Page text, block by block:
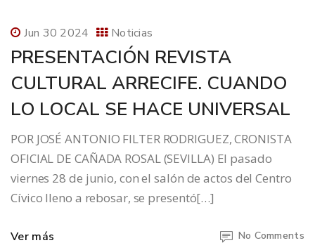
Jun 30 2024 Noticias
PRESENTACIÓN REVISTA
CULTURAL ARRECIFE. CUANDO
LO LOCAL SE HACE UNIVERSAL
POR JOSÉ ANTONIO FILTER RODRIGUEZ, CRONISTA
OFICIAL DE CAÑADA ROSAL (SEVILLA) El pasado
viernes 28 de junio, con el salón de actos del Centro
Cívico lleno a rebosar, se presentó[…]
Ver más No Comments